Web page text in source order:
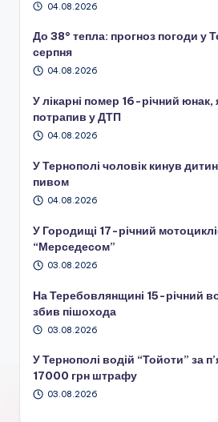
04.08.2026
До 38° тепла: прогноз погоди у
серпня
04.08.2026
У лікарні помер 16-річний
потрапив у ДТП
04.08.2026
У Тернополі чоловік кинув
пивом
04.08.2026
У Городищі 17-річний
“Мерседесом”
03.08.2026
На Теребовлянщині 15-річний
збив пішохода
03.08.2026
У Тернополі водій “Тойоти” за
17000 грн штрафу
03.08.2026